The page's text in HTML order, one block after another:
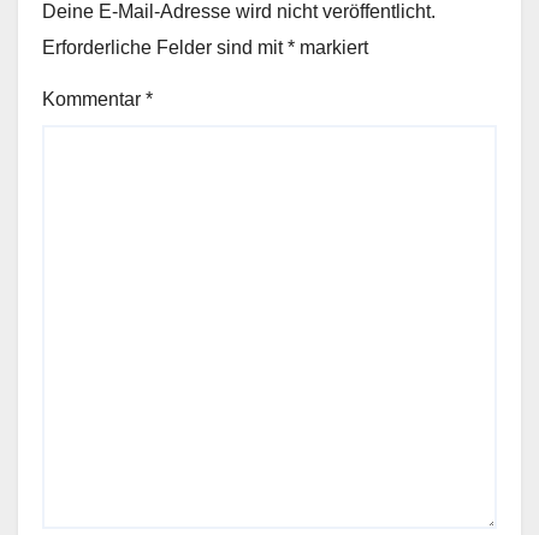
Deine E-Mail-Adresse wird nicht veröffentlicht.
Erforderliche Felder sind mit* markiert
Kommentar *